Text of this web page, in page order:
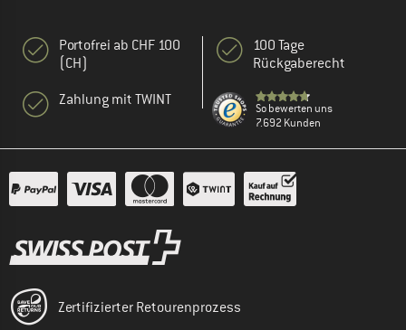
Portofrei ab CHF 100
(CH)
Zahlung mit TWINT
100 Tage
Rückgaberecht
So bewerten uns
7.692 Kunden
Zertifizierter Retourenprozess